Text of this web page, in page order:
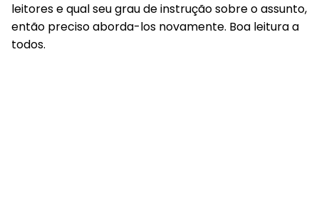
leitores e qual seu grau de instrução sobre o assunto,
então preciso aborda-los novamente. Boa leitura a
todos.